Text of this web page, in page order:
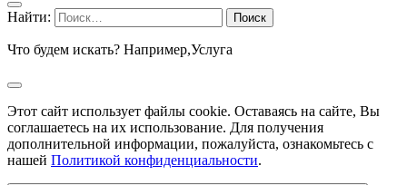
Найти:
Что будем искать? Например,Услуга
Этот сайт использует файлы cookie. Оставаясь на сайте, Вы
соглашаетесь на их использование. Для получения
дополнительной информации, пожалуйста, ознакомьтесь с
нашей Политикой конфиденциальности.